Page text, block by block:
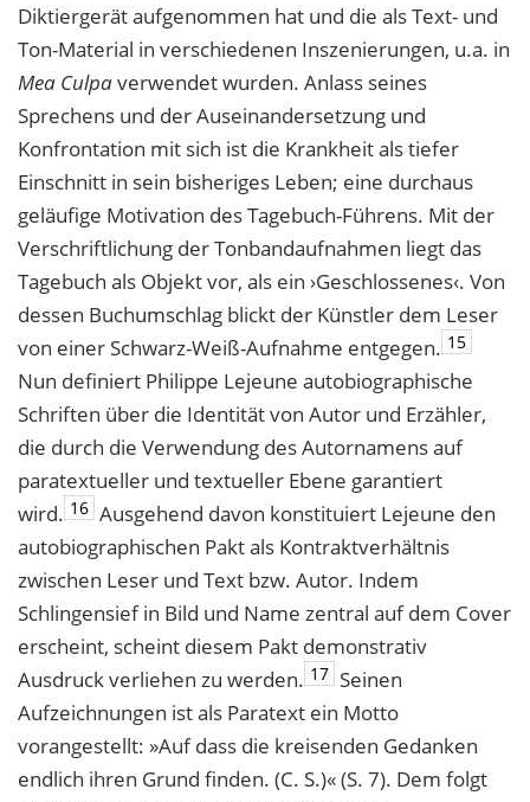
Diktiergerät aufgenommen hat und die als Text- und
Ton-Material in verschiedenen Inszenierungen, u.a. in
Mea Culpaverwendet wurden. Anlass seines
Sprechens und der Auseinandersetzung und
Konfrontation mit sich ist die Krankheit als tiefer
Einschnitt in sein bisheriges Leben; eine durchaus
geläufige Motivation des Tagebuch-Führens. Mit der
Verschriftlichung der Tonbandaufnahmen liegt das
Tagebuch als Objekt vor, als ein ›Geschlossenes‹. Von
dessen Buchumschlag blickt der Künstler dem Leser
von einer Schwarz-Weiß-Aufnahme entgegen. 15
Nun definiert Philippe Lejeune autobiographische
Schriften über die Identität von Autor und Erzähler,
die durch die Verwendung des Autornamens auf
paratextueller und textueller Ebene garantiert
wird. 16 Ausgehend davon konstituiert Lejeune den
autobiographischen Pakt als Kontraktverhältnis
zwischen Leser und Text bzw. Autor. Indem
Schlingensief in Bild und Name zentral auf dem Cover
erscheint, scheint diesem Pakt demonstrativ
Ausdruck verliehen zu werden. 17 Seinen
Aufzeichnungen ist als Paratext ein Motto
vorangestellt: »Auf dass die kreisenden Gedanken
endlich ihren Grund finden. (C. S.)« (S. 7). Dem folgt